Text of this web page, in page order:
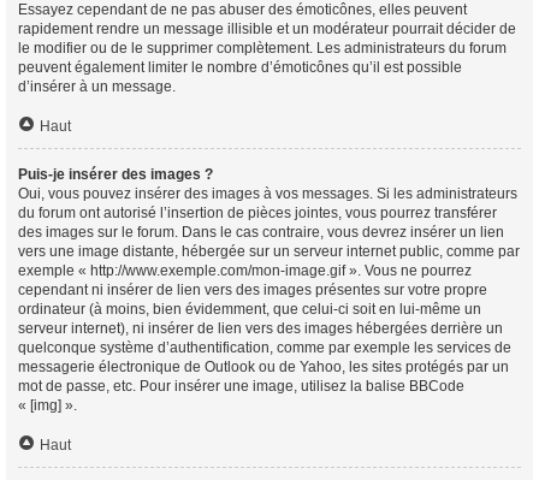
Essayez cependant de ne pas abuser des émoticônes, elles peuvent
rapidement rendre un message illisible et un modérateur pourrait décider de
le modifier ou de le supprimer complètement. Les administrateurs du forum
peuvent également limiter le nombre d’émoticônes qu’il est possible
d’insérer à un message.
Haut
Puis-je insérer des images ?
Oui, vous pouvez insérer des images à vos messages. Si les administrateurs
du forum ont autorisé l’insertion de pièces jointes, vous pourrez transférer
des images sur le forum. Dans le cas contraire, vous devrez insérer un lien
vers une image distante, hébergée sur un serveur internet public, comme par
exemple « http://www.exemple.com/mon-image.gif ». Vous ne pourrez
cependant ni insérer de lien vers des images présentes sur votre propre
ordinateur (à moins, bien évidemment, que celui-ci soit en lui-même un
serveur internet), ni insérer de lien vers des images hébergées derrière un
quelconque système d’authentification, comme par exemple les services de
messagerie électronique de Outlook ou de Yahoo, les sites protégés par un
mot de passe, etc. Pour insérer une image, utilisez la balise BBCode
« [img] ».
Haut